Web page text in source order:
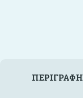
ΠΕΡΙΓΡΑΦΉ